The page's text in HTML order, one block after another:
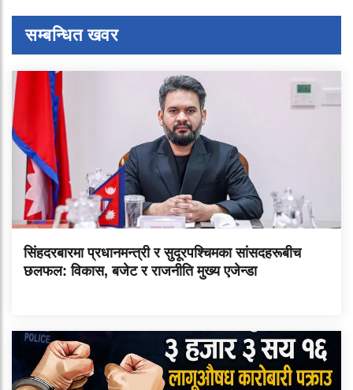
सम्बन्धित खवर
सिंहदरबारमा प्रधानमन्त्री र सुदूरपश्चिमका सांसदहरूबीच
छलफल: विकास, बजेट र राजनीति मुख्य एजेन्डा